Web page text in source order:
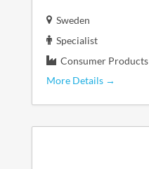
Sweden
Specialist
Consumer Products
More Details